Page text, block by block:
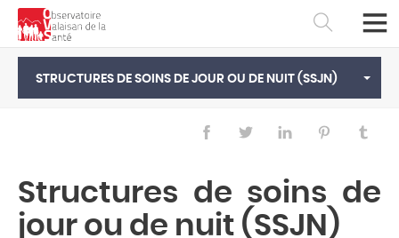
Système de Santé
Secours
Professionnels de santé
STRUCTURES DE SOINS DE JOUR OU DE NUIT (SSJN)
Structures de soins de
jour ou de nuit (SSJN)